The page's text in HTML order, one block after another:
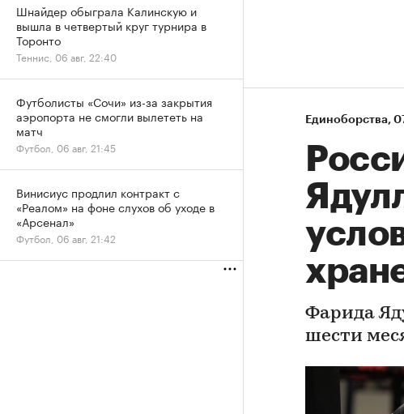
Единоборства⁠,
Фарида
шести
Шнайдер обыграла Калинскую и
вышла в четвертый круг турнира в
Торонто
Теннис, 06 авг, 22:40
Футболисты «Сочи» из-за закрытия
аэропорта не смогли вылететь на
матч
Футбол, 06 авг, 21:45
Винисиус продлил контракт с
«Реалом» на фоне слухов об уходе в
«Арсенал»
Футбол, 06 авг, 21:42